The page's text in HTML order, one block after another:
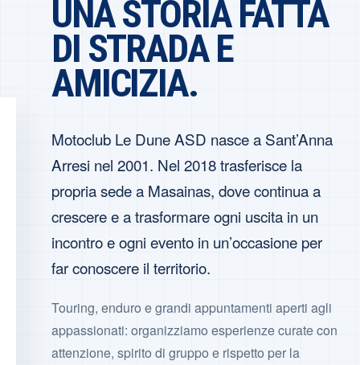
UNA STORIA FATTA
DI STRADA E
AMICIZIA.
Motoclub Le Dune ASD nasce a Sant’Anna
Arresi nel 2001. Nel 2018 trasferisce la
propria sede a Masainas, dove continua a
crescere e a trasformare ogni uscita in un
incontro e ogni evento in un’occasione per
far conoscere il territorio.
Touring, enduro e grandi appuntamenti aperti agli
appassionati: organizziamo esperienze curate con
attenzione, spirito di gruppo e rispetto per la